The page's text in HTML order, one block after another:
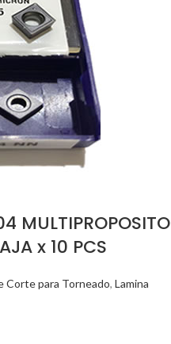
MULTIPROPOSITO
x 10 PCS
Corte para Torneado, Lamina